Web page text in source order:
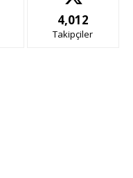
4,012
Takipçiler